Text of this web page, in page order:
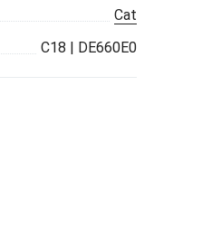
Cat
C18 | DE660E0